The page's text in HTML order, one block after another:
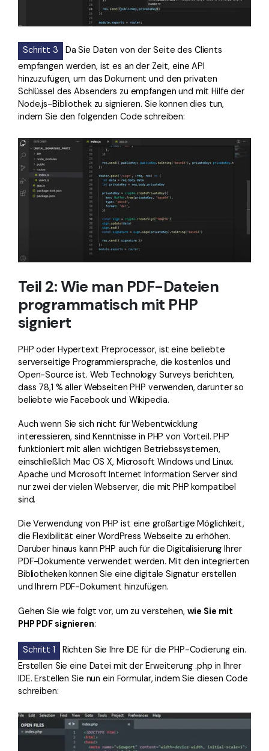
Schritt 3
Da Sie Daten von der Seite des Clients
empfangen werden, ist es an der Zeit, eine API
hinzuzufügen, um das Dokument und den privaten
Schlüssel des Absenders zu empfangen und mit Hilfe der
Node.js-Bibliothek zu signieren. Sie können dies tun,
indem Sie den folgenden Code schreiben:
Teil 2: Wie man PDF-Dateien
programmatisch mit PHP
signiert
PHP oder Hypertext Preprocessor, ist eine beliebte
serverseitige Programmiersprache, die kostenlos und
Open-Source ist. Web Technology Surveys berichten,
dass 78,1 % aller Webseiten PHP verwenden, darunter so
beliebte wie Facebook und Wikipedia.
Auch wenn Sie sich nicht für Webentwicklung
interessieren, sind Kenntnisse in PHP von Vorteil. PHP
funktioniert mit allen wichtigen Betriebssystemen,
einschließlich Mac OS X, Microsoft Windows und Linux.
Apache und Microsoft Internet Information Server sind
nur zwei der vielen Webserver, die mit PHP kompatibel
sind.
Die Verwendung von PHP ist eine großartige Möglichkeit,
die Flexibilität einer WordPress Webseite zu erhöhen.
Darüber hinaus kann PHP auch für die Digitalisierung Ihrer
PDF-Dokumente verwendet werden. Mit den integrierten
Bibliotheken können Sie eine digitale Signatur erstellen
und Ihrem PDF-Dokument hinzufügen.
Gehen Sie wie folgt vor, um zu verstehen, wie Sie mit
PHP PDF signieren:
Schritt 1
Richten Sie Ihre IDE für die PHP-Codierung ein.
Erstellen Sie eine Datei mit der Erweiterung .php in Ihrer
IDE. Erstellen Sie nun ein Formular, indem Sie diesen Code
schreiben: